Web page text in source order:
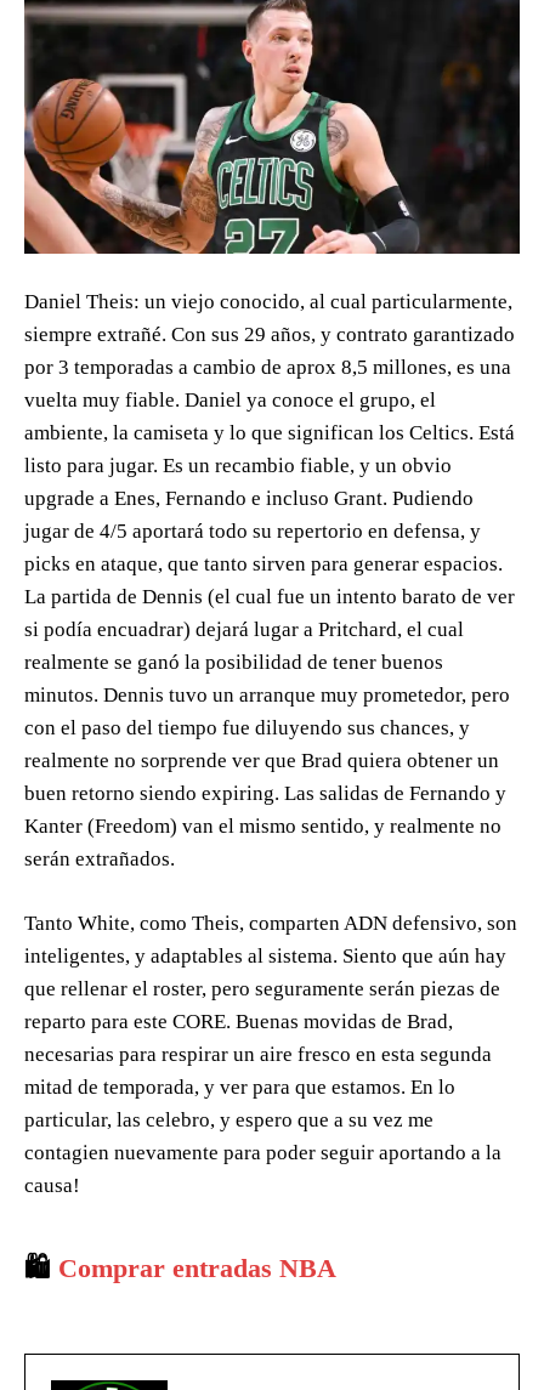
Daniel Theis: un viejo conocido, al cual particularmente,
siempre extrañé. Con sus 29 años, y contrato garantizado
por 3 temporadas a cambio de aprox 8,5 millones, es una
vuelta muy fiable. Daniel ya conoce el grupo, el
ambiente, la camiseta y lo que significan los Celtics. Está
listo para jugar. Es un recambio fiable, y un obvio
upgrade a Enes, Fernando e incluso Grant. Pudiendo
jugar de 4/5 aportará todo su repertorio en defensa, y
picks en ataque, que tanto sirven para generar espacios.
La partida de Dennis (el cual fue un intento barato de ver
si podía encuadrar) dejará lugar a Pritchard, el cual
realmente se ganó la posibilidad de tener buenos
minutos. Dennis tuvo un arranque muy prometedor, pero
con el paso del tiempo fue diluyendo sus chances, y
realmente no sorprende ver que Brad quiera obtener un
buen retorno siendo expiring. Las salidas de Fernando y
Kanter (Freedom) van el mismo sentido, y realmente no
serán extrañados.
Tanto White, como Theis, comparten ADN defensivo, son
inteligentes, y adaptables al sistema. Siento que aún hay
que rellenar el roster, pero seguramente serán piezas de
reparto para este CORE. Buenas movidas de Brad,
necesarias para respirar un aire fresco en esta segunda
mitad de temporada, y ver para que estamos. En lo
particular, las celebro, y espero que a su vez me
contagien nuevamente para poder seguir aportando a la
causa!
🛍️ Comprar entradas NBA